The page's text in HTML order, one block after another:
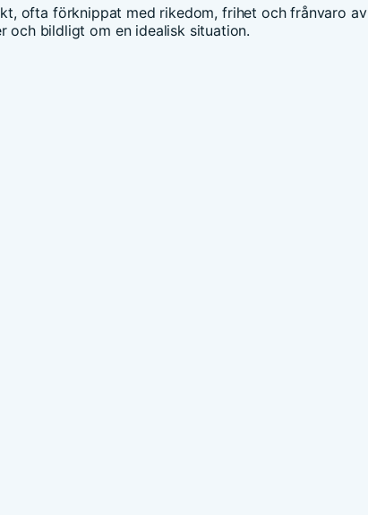
ofta förknippat med rikedom, frihet och frånvaro av
och bildligt om en idealisk situation.